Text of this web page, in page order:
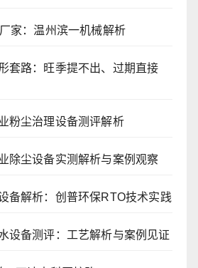
家：温州滨一机械解析
套路：旺季提不出、过期直接
粉尘治理设备测评解析
除尘设备实测解析与案例观察
备解析：创普环保RTO技术实践
设备测评：工艺解析与案例见证